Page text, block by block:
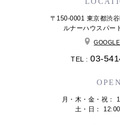
〒150-0001 東京都渋
ルナーハウスパー
TEL : 03-
OPEN
月・木・金・祝：
土・日：